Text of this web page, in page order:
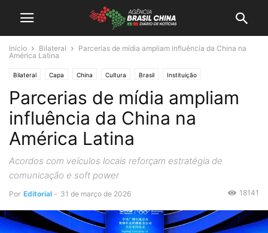
Início Bilateral
Parcerias de mídia ampliam influência da China na
América Latina
Bilateral Capa China Cultura Brasil Instituição
Parcerias de mídia ampliam
influência da China na
América Latina
Acordos com veículos locais reforçam estratégia de
comunicação e soft power
Por Editorial - 31 de março de 2026 18141